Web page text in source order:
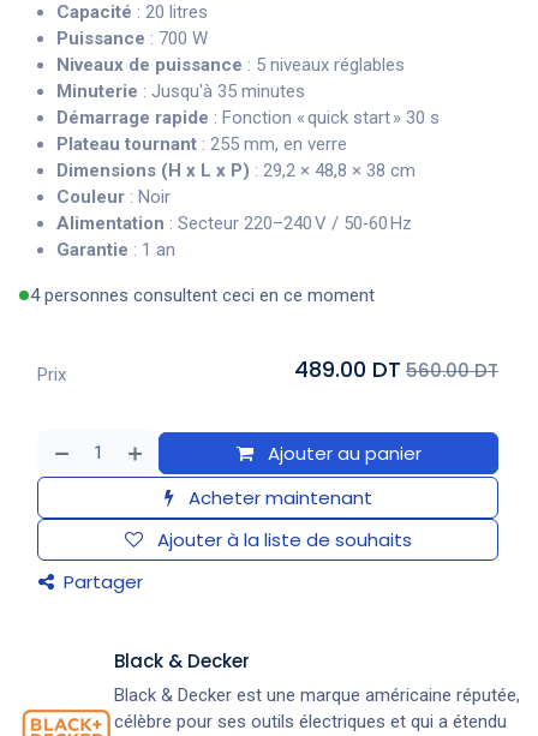
Capacité : 20 litres
Puissance : 700 W
Niveaux de puissance : 5 niveaux réglables
Minuterie : Jusqu'à 35 minutes
Démarrage rapide : Fonction « quick start » 30 s
Plateau tournant : 255 mm, en verre
Dimensions (H x L x P) : 29,2 × 48,8 × 38 cm
Couleur : Noir
Alimentation : Secteur 220–240 V / 50‑60 Hz
Garantie : 1 an
4 personnes consultent ceci en ce moment
Ajouter au panier
Acheter maintenant
Ajouter à la liste de souhaits
Partager
Prix 489.00 DT 560.00 DT
Black & Decker
Black & Decker est une marque américaine réputée,
célèbre pour ses outils électriques et qui a étendu